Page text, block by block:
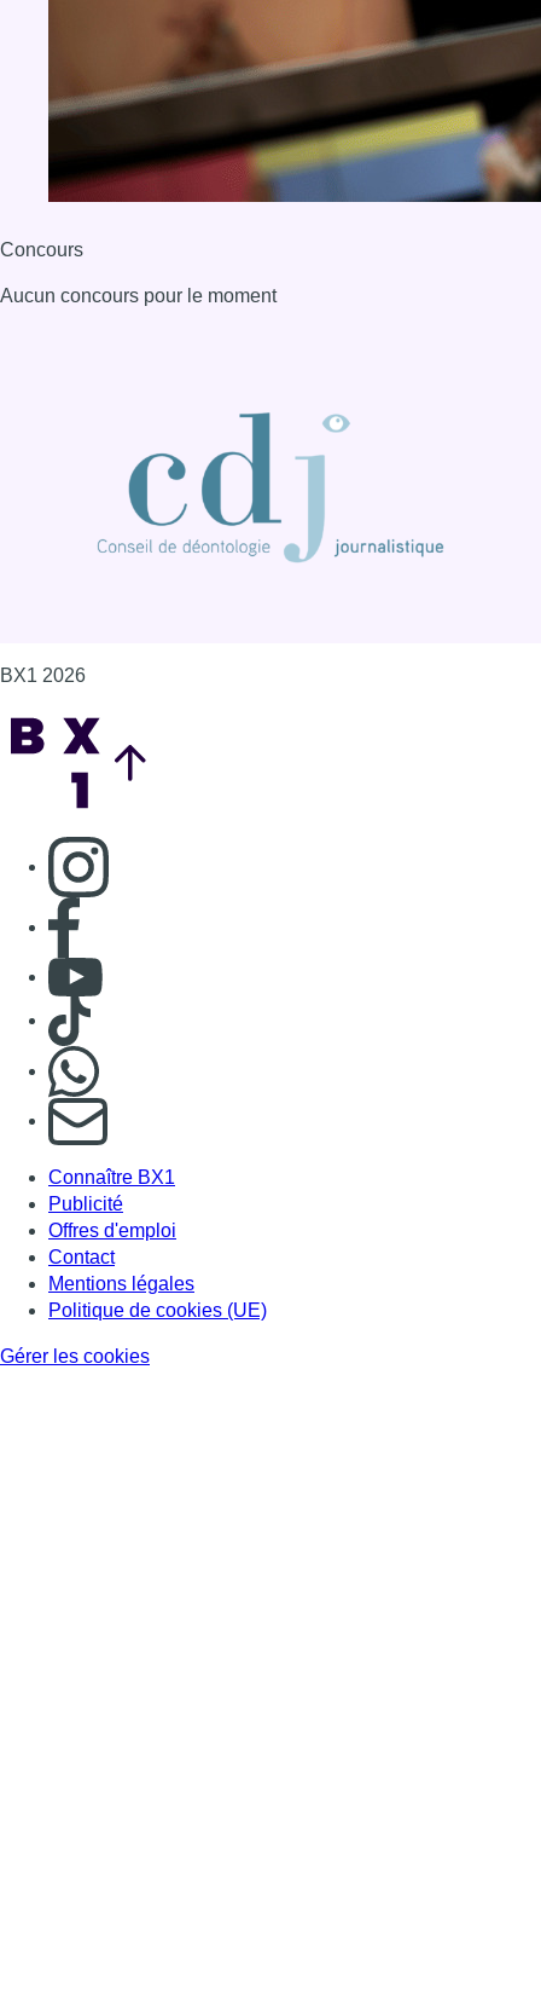
Concours
Aucun concours pour le moment
BX1 2026
Consulter page Instagram
Consulter page Facebook
Consulter Youtube
Consulter TikTok
S'abonner à notre newsletter
Connaître BX1
Publicité
Offres d'emploi
Contact
Mentions légales
Politique de cookies (UE)
Gérer les cookies